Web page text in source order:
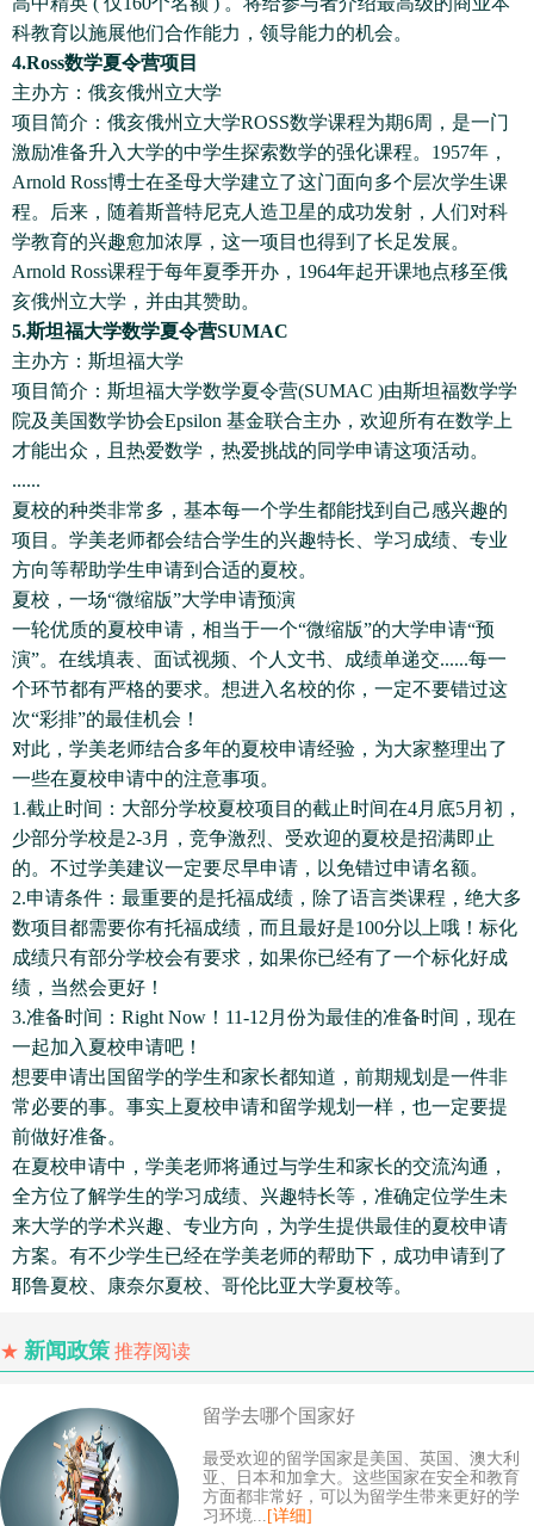
科教育以施展他们合作能力，领导能力的机会。
4.Ross数学夏令营项目
主办方：俄亥俄州立大学
项目简介：俄亥俄州立大学ROSS数学课程为期6周，是一门
激励准备升入大学的中学生探索数学的强化课程。1957年，
Arnold Ross博士在圣母大学建立了这门面向多个层次学生课
程。后来，随着斯普特尼克人造卫星的成功发射，人们对科
学教育的兴趣愈加浓厚，这一项目也得到了长足发展。
Arnold Ross课程于每年夏季开办，1964年起开课地点移至俄
亥俄州立大学，并由其赞助。
5.斯坦福大学数学夏令营SUMAC
主办方：斯坦福大学
项目简介：斯坦福大学数学夏令营(SUMAC )由斯坦福数学学
院及美国数学协会Epsilon 基金联合主办，欢迎所有在数学上
才能出众，且热爱数学，热爱挑战的同学申请这项活动。
......
夏校的种类非常多，基本每一个学生都能找到自己感兴趣的
项目。学美老师都会结合学生的兴趣特长、学习成绩、专业
方向等帮助学生申请到合适的夏校。
夏校，一场“微缩版”大学申请预演
一轮优质的夏校申请，相当于一个“微缩版”的大学申请“预
演”。在线填表、面试视频、个人文书、成绩单递交......每一
个环节都有严格的要求。想进入名校的你，一定不要错过这
次“彩排”的最佳机会！
对此，学美老师结合多年的夏校申请经验，为大家整理出了
一些在夏校申请中的注意事项。
1.截止时间：大部分学校夏校项目的截止时间在4月底5月初，
少部分学校是2-3月，竞争激烈、受欢迎的夏校是招满即止
的。不过学美建议一定要尽早申请，以免错过申请名额。
2.申请条件：最重要的是托福成绩，除了语言类课程，绝大多
数项目都需要你有托福成绩，而且最好是100分以上哦！标化
成绩只有部分学校会有要求，如果你已经有了一个标化好成
绩，当然会更好！
3.准备时间：Right Now！11-12月份为最佳的准备时间，现在
一起加入夏校申请吧！
想要申请出国留学的学生和家长都知道，前期规划是一件非
常必要的事。事实上夏校申请和留学规划一样，也一定要提
前做好准备。
在夏校申请中，学美老师将通过与学生和家长的交流沟通，
全方位了解学生的学习成绩、兴趣特长等，准确定位学生未
来大学的学术兴趣、专业方向，为学生提供最佳的夏校申请
方案。有不少学生已经在学美老师的帮助下，成功申请到了
耶鲁夏校、康奈尔夏校、哥伦比亚大学夏校等。
★ 新闻政策 推荐阅读
留学去哪个国家好
最受欢迎的留学国家是美国、英国、澳大利
亚、日本和加拿大。这些国家在安全和教育
方面都非常好，可以为留学生带来更好的学
习环境... [详细]